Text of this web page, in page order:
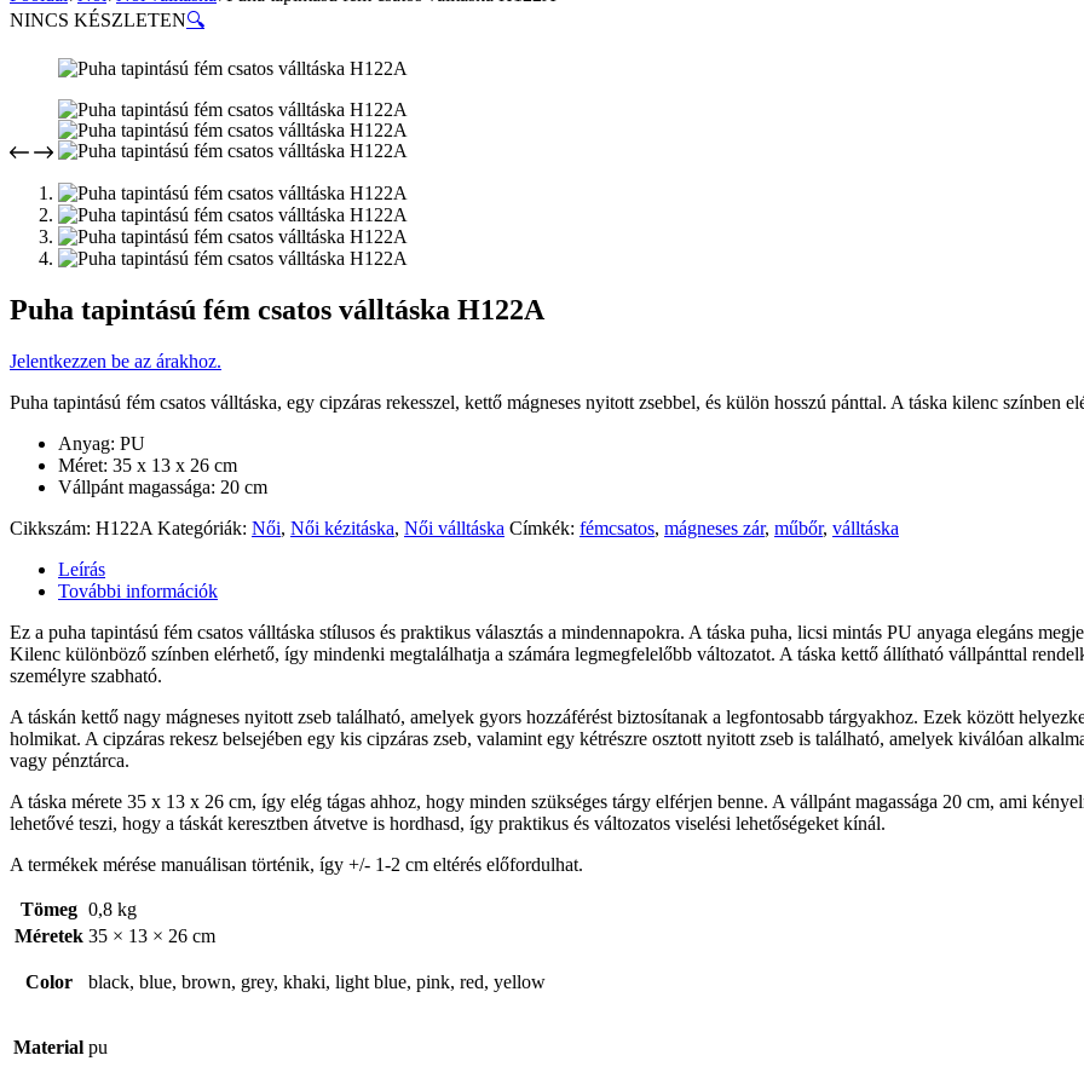
NINCS KÉSZLETEN🔍
Puha tapintású fém csatos válltáska H122A
Jelentkezzen be az árakhoz.
Puha tapintású fém csatos válltáska, egy cipzáras rekesszel, kettő mágneses nyitott zsebbel, és külön hosszú pánttal. A táska kilenc színben
Anyag: PU
Méret: 35 x 13 x 26 cm
Vállpánt magassága: 20 cm
Cikkszám: H122A Kategóriák: Női, Női kézitáska, Női válltáska Címkék: fémcsatos, mágneses zár, műbőr, válltáska
Leírás
További információk
Ez a puha tapintású fém csatos válltáska stílusos és praktikus választás a mindennapokra. A táska puha, licsi mintás PU anyaga elegáns
Kilenc különböző színben elérhető, így mindenki megtalálhatja a számára legmegfelelőbb változatot. A táska kettő állítható vállpánttal
személyre szabható.
A táskán kettő nagy mágneses nyitott zseb található, amelyek gyors hozzáférést biztosítanak a legfontosabb tárgyakhoz. Ezek között
holmikat. A cipzáras rekesz belsejében egy kis cipzáras zseb, valamint egy kétrészre osztott nyitott zseb is található, amelyek kiválóan
vagy pénztárca.
A táska mérete 35 x 13 x 26 cm, így elég tágas ahhoz, hogy minden szükséges tárgy elférjen benne. A vállpánt magassága 20 cm, ami
lehetővé teszi, hogy a táskát keresztben átvetve is hordhasd, így praktikus és változatos viselési lehetőségeket kínál.
A termékek mérése manuálisan történik, így +/- 1-2 cm eltérés előfordulhat.
Tömeg 0,8 kg
Méretek 35 × 13 × 26 cm
Color black, blue, brown, grey, khaki, light blue, pink, red, yellow
Material pu